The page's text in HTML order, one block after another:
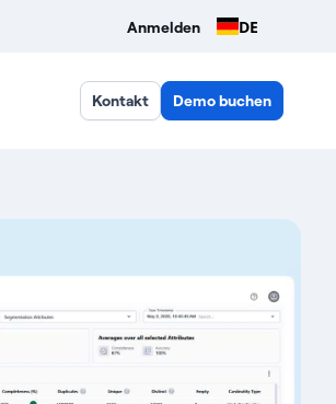
Anmelden DE
Kontakt Demo buchen